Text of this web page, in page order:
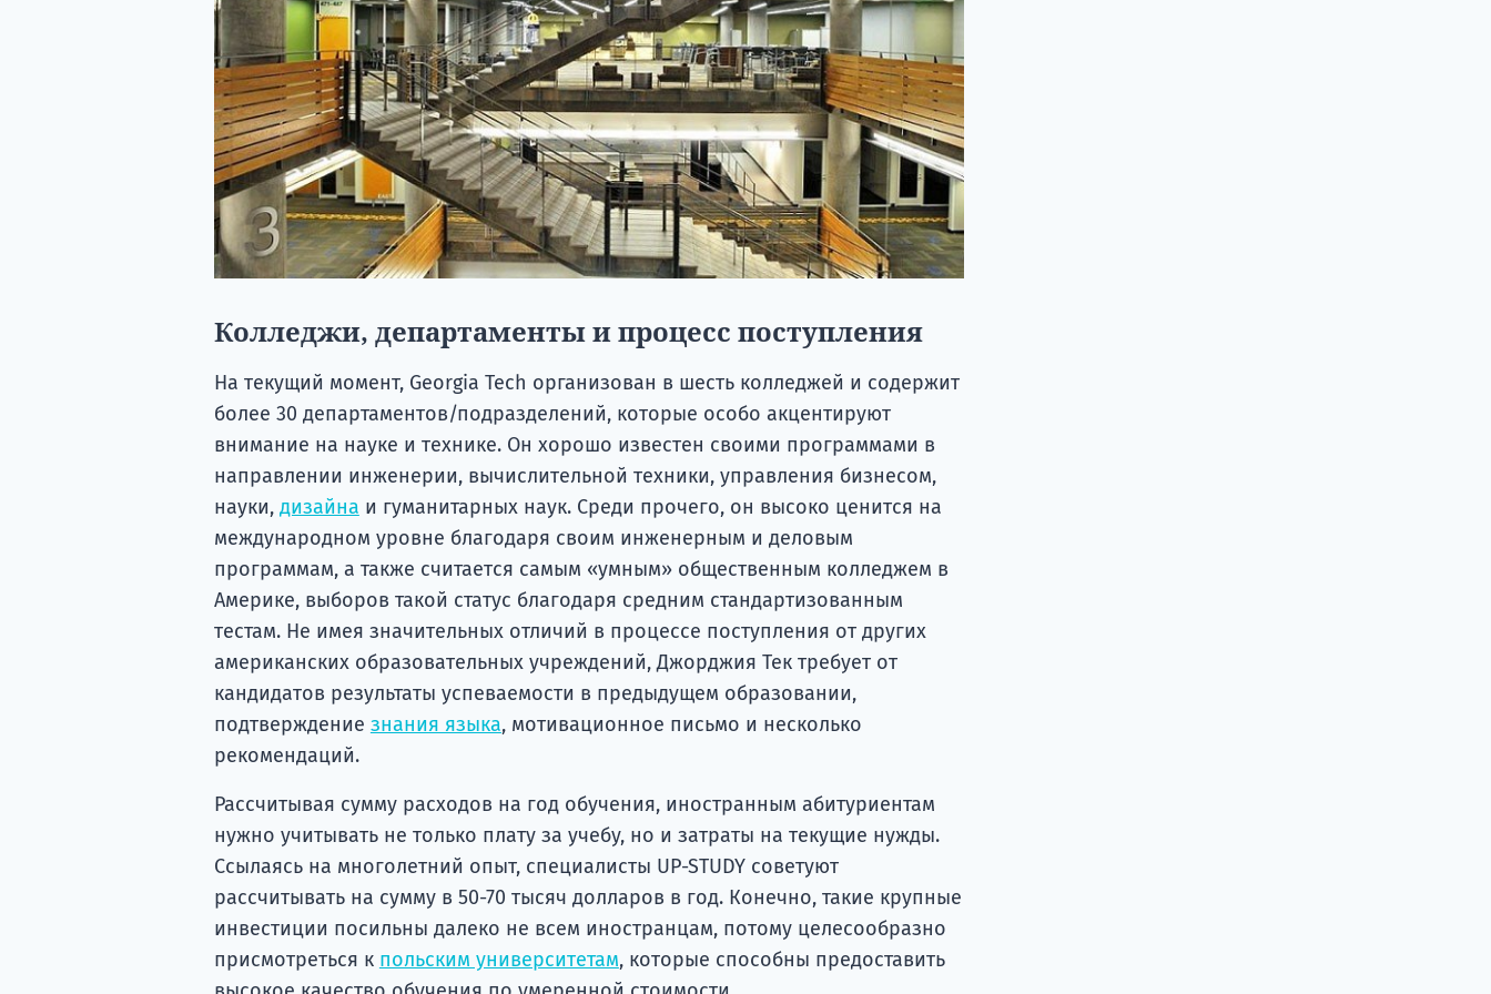
Колледжи, департаменты и процесс поступления
На текущий момент, Georgia Tech организован в шесть колледжей и содержит
более 30 департаментов/подразделений, которые особо акцентируют
внимание на науке и технике. Он хорошо известен своими программами в
направлении инженерии, вычислительной техники, управления бизнесом,
науки, дизайна и гуманитарных наук. Среди прочего, он высоко ценится на
международном уровне благодаря своим инженерным и деловым
программам, а также считается самым «умным» общественным колледжем в
Америке, выборов такой статус благодаря средним стандартизованным
тестам. Не имея значительных отличий в процессе поступления от других
американских образовательных учреждений, Джорджия Тек требует от
кандидатов результаты успеваемости в предыдущем образовании,
подтверждение знания языка, мотивационное письмо и несколько
рекомендаций.
Рассчитывая сумму расходов на год обучения, иностранным абитуриентам
нужно учитывать не только плату за учебу, но и затраты на текущие нужды.
Ссылаясь на многолетний опыт, специалисты UP-STUDY советуют
рассчитывать на сумму в 50-70 тысяч долларов в год. Конечно, такие крупные
инвестиции посильны далеко не всем иностранцам, потому целесообразно
присмотреться к польским университетам, которые способны предоставить